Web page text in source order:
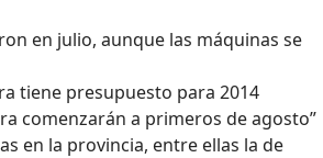
en julio, aunque las máquinas se
tiene presupuesto para 2014
comenzarán a primeros de agosto”
en la provincia, entre ellas la de